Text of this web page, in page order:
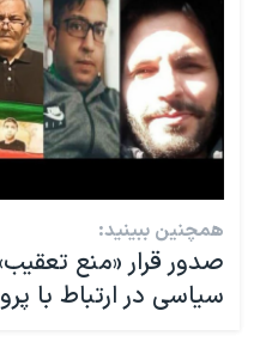
همچنین ببینید:
صدور قرار «منع
سیاسی در ارتباط با